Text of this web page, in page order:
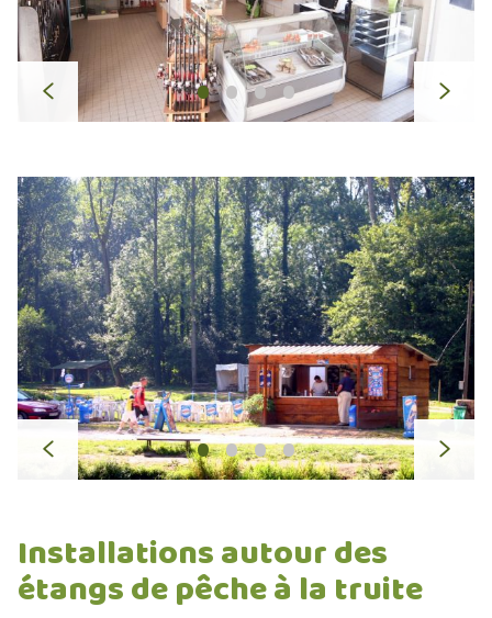
p
c
é
d
e
n
t
v
a
n
t
••••
p
c
é
••••
Installations autour des
étangs de pêche à la truite